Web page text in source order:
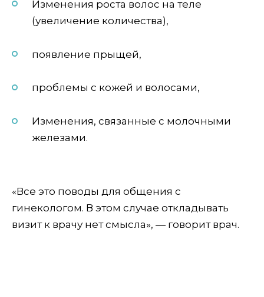
Изменения роста волос на теле
(увеличение количества),
появление прыщей,
проблемы с кожей и волосами,
Изменения, связанные с молочными
железами.
«Все это поводы для общения с
гинекологом. В этом случае откладывать
визит к врачу нет смысла», — говорит врач.